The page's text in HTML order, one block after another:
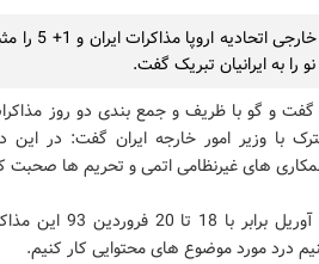
کانرین اشتون
با وزیر امور خارجه ایران گفت: در این
های غیرنظامی اتمی و تحریم ها صحبت
وی خاطرنشان کرد که از 7 تا
درد مورد موضوع های محتوایی کار کنیم.